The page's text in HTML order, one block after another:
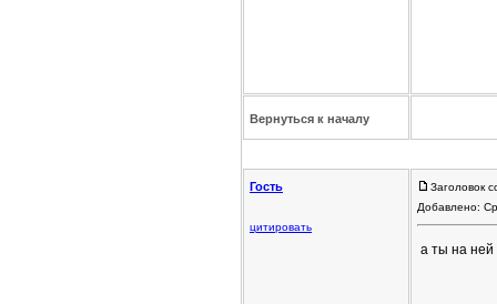
Вернуться к началу
Гость
цитировать
Заголовок
Добавлено:
а ты на